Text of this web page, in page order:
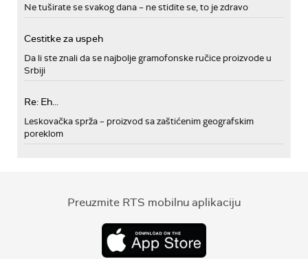
Ne tuširate se svakog dana – ne stidite se, to je zdravo
Cestitke za uspeh
Da li ste znali da se najbolje gramofonske ručice proizvode u
Srbiji
Re: Eh...
Leskovačka sprža – proizvod sa zaštićenim geografskim
poreklom
Preuzmite RTS mobilnu aplikaciju